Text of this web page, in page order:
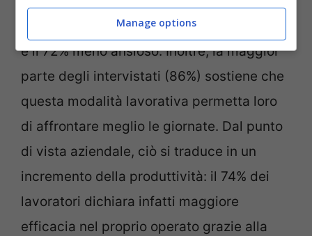
sente meno esausto, il 78% meno stressato
e il 72% meno ansioso. Inoltre, la maggior
parte degli intervistati (86%) sostiene che
questa modalità lavorativa permetta loro
di affrontare meglio le giornate. Dal punto
di vista aziendale, ciò si traduce in un
incremento della produttività: il 74% dei
lavoratori dichiara infatti maggiore
efficacia nel proprio operato grazie alla
Manage options